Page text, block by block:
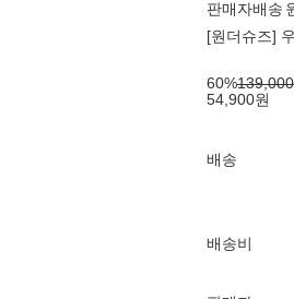
판매자배송
[원더슈즈]
60%139,000
54,900원
배송
배송비